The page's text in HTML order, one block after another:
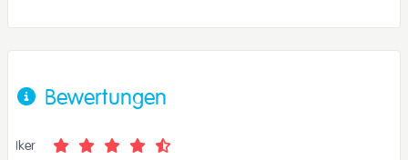
Bewertungen
Iker